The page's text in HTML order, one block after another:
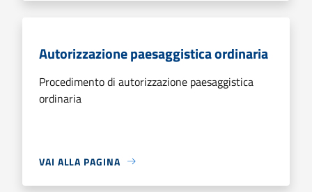
Autorizzazione paesaggistica ordinaria
Procedimento di autorizzazione paesaggistica
ordinaria
VAI ALLA PAGINA